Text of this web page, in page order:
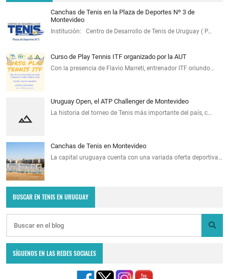
Canchas de Tenis en la Plaza de Deportes Nº 3 de
Montevideo
Institución: Centro de Desarrollo de Tenis de Uruguay ( P…
Curso de Play Tennis ITF organizado por la AUT
Con la presencia de Flavio Marreti, entrenador ITF oriundo…
Uruguay Open, el ATP Challenger de Montevideo
La historia del torneo de Tenis más importante del país, c…
Canchas de Tenis en Montevideo
La capital uruguaya cuenta con una variada oferta deportiva…
BUSCAR EN TENIS EN URUGUAY
SÍGUENOS EN LAS REDES SOCIALES